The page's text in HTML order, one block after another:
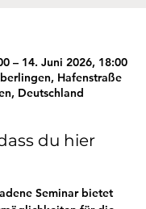
– 14. Juni 2026, 18:00
Hafenstraße
Deutschland
du hier
Seminar bietet